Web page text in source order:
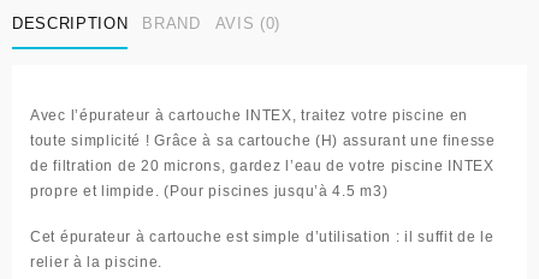
filtration
pour
DESCRIPTION BRAND AVIS (0)
Avec l’épurateur à cartouche INTEX, traitez votre piscine en
toute simplicité ! Grâce à sa cartouche (H) assurant une finesse
de filtration de 20 microns, gardez l’eau de votre piscine INTEX
propre et limpide. (Pour piscines jusqu’à 4.5 m3)
Cet épurateur à cartouche est simple d’utilisation : il suffit de le
relier à la piscine.